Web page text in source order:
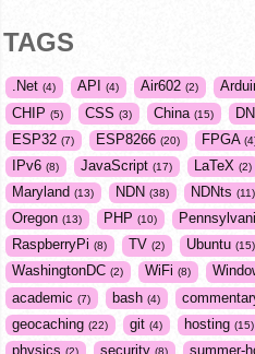
TAGS
.Net 4 API 4 Air602 2
CHIP 5 CSS 3 China 15
ESP32 7 ESP8266 20 FPGA 4
IPv6 8 JavaScript 17 LaTeX 2
Maryland 13 NDN 38 NDNts 11
Oregon 13 PHP 10
RaspberryPi 8 TV 2 Ubuntu 15
WashingtonDC 2 WiFi 8
academic 7 bash 4
geocaching 22 git 4 hosting 15
physics 2 security 8 summer-